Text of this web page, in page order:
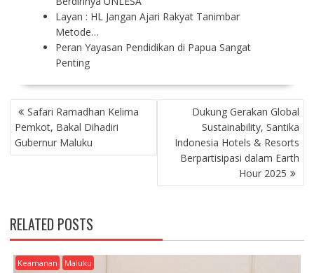
Layan : HL Jangan Ajari Rakyat Tanimbar
Metode…
Peran Yayasan Pendidikan di Papua Sangat
Penting
P
O
S
T
I
G
A
T
Safari Ramadhan Kelima
Pemkot, Bakal Dihadiri
Gubernur Maluku
Dukung Gerakan Global
Sustainability, Santika
Indonesia Hotels & Resorts
Berpartisipasi dalam Earth
Hour 2025
RELATED POSTS
Keamanan Maluku